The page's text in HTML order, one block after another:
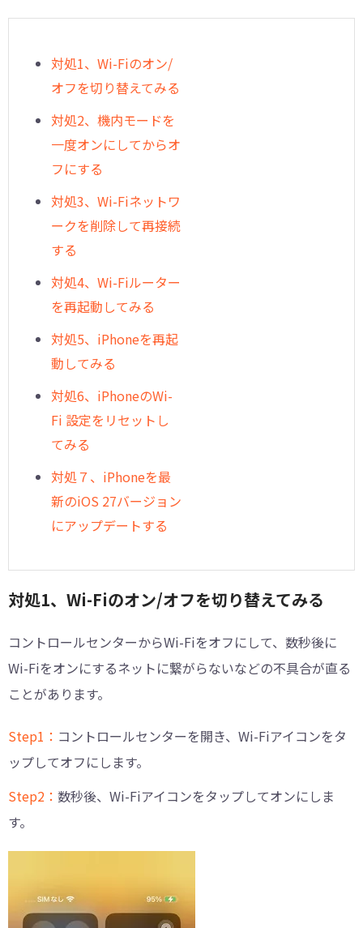
対処1、Wi-Fiのオン/
オフを切り替えてみる
対処2、機内モードを
一度オンにしてからオ
フにする
対処3、Wi-Fiネットワ
ークを削除して再接続
する
対処4、Wi-Fiルーター
を再起動してみる
対処5、iPhoneを再起
動してみる
対処6、iPhoneのWi-
Fi 設定をリセットし
てみる
対処７、iPhoneを最
新のiOS 27バージョン
にアップデートする
対処1、Wi-Fiのオン/オフを切り替えてみる
コントロールセンターからWi-Fiをオフにして、数秒後に
Wi-Fiをオンにするネットに繋がらないなどの不具合が直る
ことがあります。
Step1： コントロールセンターを開き、Wi-Fiアイコンをタ
ップしてオフにします。
Step2： 数秒後、Wi-Fiアイコンをタップしてオンにしま
す。